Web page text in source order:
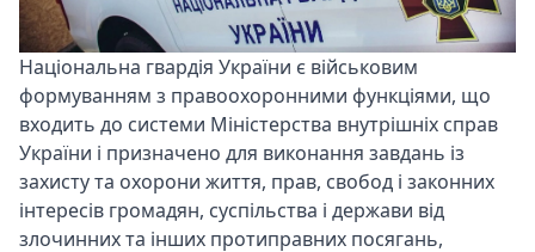
Національна гвардія України є військовим
формуванням з правоохоронними функціями, що
входить до системи Міністерства внутрішніх справ
України і призначено для виконання завдань із
захисту та охорони життя, прав, свобод і законних
інтересів громадян, суспільства і держави від
злочинних та інших протиправних посягань,